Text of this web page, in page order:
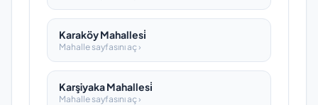
Karaköy Mahallesi̇
Mahalle sayfasını aç ›
Karşiyaka Mahallesi̇
Mahalle sayfasını aç ›